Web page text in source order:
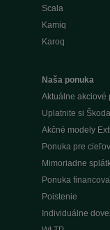
Scala
Kamiq
Karoq
Naša ponuka
Aktuálne akciové
Uplatnite si
Akčné modely
Ponuka pre
Mimoriadne
Ponuka
Poistenie
Individuálne